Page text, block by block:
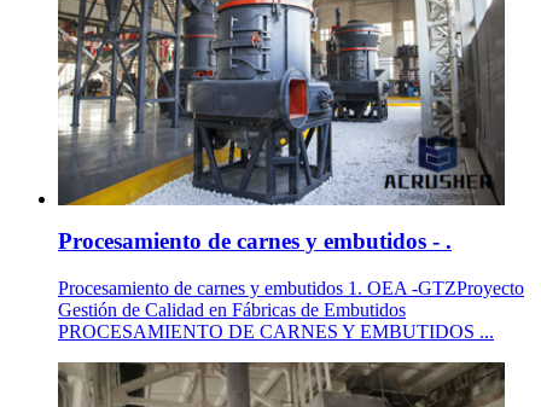
Procesamiento de carnes y embutidos - .
Procesamiento de carnes y embutidos 1. OEA -GTZProyecto
Gestión de Calidad en Fábricas de Embutidos
PROCESAMIENTO DE CARNES Y EMBUTIDOS ...